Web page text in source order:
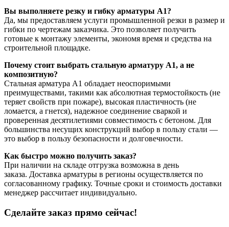
Вы выполняете резку и гибку арматуры А1?
Да, мы предоставляем услуги промышленной резки в размер и
гибки по чертежам заказчика. Это позволяет получить
готовые к монтажу элементы, экономя время и средства на
строительной площадке.
Почему стоит выбрать стальную арматуру А1, а не
композитную?
Стальная арматура А1 обладает неоспоримыми
преимуществами, такими как абсолютная термостойкость (не
теряет свойств при пожаре), высокая пластичность (не
ломается, а гнется), надежное соединение сваркой и
проверенная десятилетиями совместимость с бетоном. Для
большинства несущих конструкций выбор в пользу стали —
это выбор в пользу безопасности и долговечности.
Как быстро можно получить заказ?
При наличии на складе отгрузка возможна в день
заказа. Доставка арматуры в регионы осуществляется по
согласованному графику. Точные сроки и стоимость доставки
менеджер рассчитает индивидуально.
Сделайте заказ прямо сейчас!